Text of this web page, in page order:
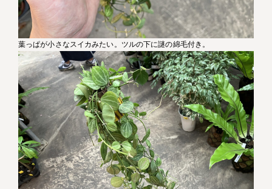
葉っぱが小さなスイカみたい。ツルの下に謎の綿毛付き。